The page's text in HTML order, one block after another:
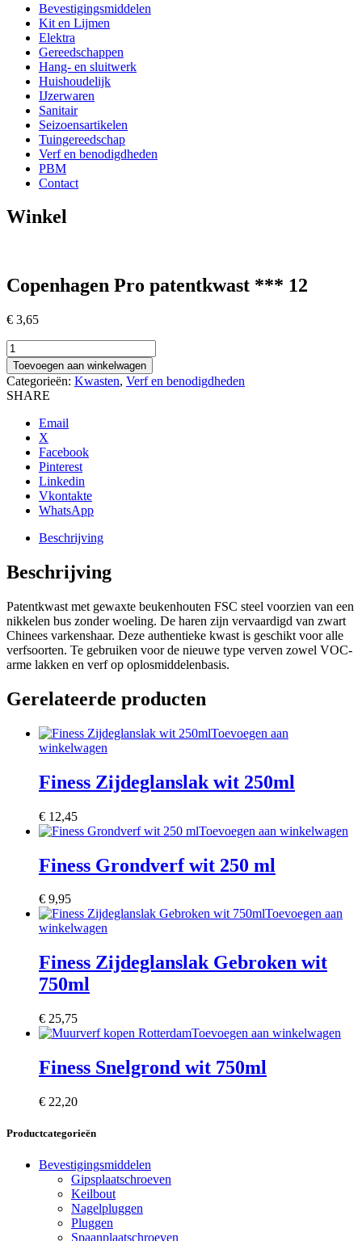
Bevestigingsmiddelen
Kit en Lijmen
Elektra
Gereedschappen
Hang- en sluitwerk
Huishoudelijk
IJzerwaren
Sanitair
Seizoensartikelen
Tuingereedschap
Verf en benodigdheden
PBM
Contact
Winkel
Copenhagen Pro patentkwast *** 12
€ 3,65
Copenhagen
Pro
patentkwast
***
12
aantal
Toevoegen aan winkelwagen
Categorieën: Kwasten, Verf en benodigdheden
SHARE
Email
X
Facebook
Pinterest
Linkedin
Vkontakte
WhatsApp
Beschrijving
Beschrijving
Patentkwast met gewaxte beukenhouten FSC steel voorzien van een
nikkelen bus zonder woeling. De haren zijn vervaardigd van zwart
Chinees varkenshaar. Deze authentieke kwast is geschikt voor alle
verfsoorten. Te gebruiken voor de nieuwe type verven zowel VOC-
arme lakken en verf op oplosmiddelenbasis.
Gerelateerde producten
Toevoegen aan
winkelwagen
Finess Zijdeglanslak wit 250ml
€ 12,45
Toevoegen aan winkelwagen
Finess Grondverf wit 250 ml
€ 9,95
Toevoegen aan
winkelwagen
Finess Zijdeglanslak Gebroken wit
750ml
€ 25,75
Toevoegen aan winkelwagen
Finess Snelgrond wit 750ml
€ 22,20
Productcategorieën
Bevestigingsmiddelen
Gipsplaatschroeven
Keilbout
Nagelpluggen
Pluggen
Spaanplaatschroeven